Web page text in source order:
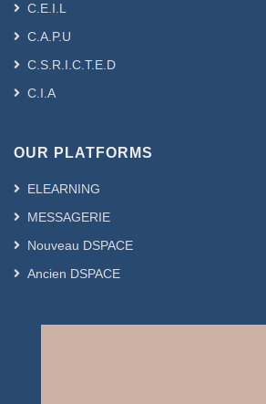
C.E.I.L
C.A.P.U
C.S.R.I.C.T.E.D
C.I.A
OUR PLATFORMS
ELEARNING
MESSAGERIE
Nouveau DSPACE
Ancien DSPACE